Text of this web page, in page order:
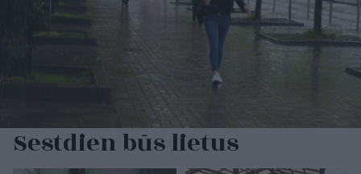
Sestdien būs lietus